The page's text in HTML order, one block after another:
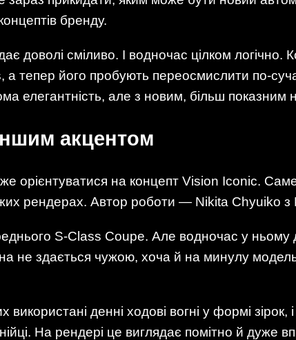
бренду.
доволі сміливо. І водночас цілком логічно.
а тепер його пробують переосмислити по-
елегантність, але з новим, більш показним
акцентом
орієнтуватися на концепт Vision Iconic.
рендерах. Автор роботи — Nikita Chyuiko з
S-Class Coupe. Але водночас у
не здається чужою, хоча й на минулу
денні ходові вогні у формі
На рендері це виглядає помітно й дуже